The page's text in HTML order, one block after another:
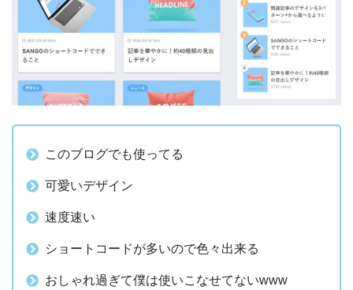
このブログでも使ってる
可愛いデザイン
速度速い
ショートコードが多いので色々出来る
おしゃれ過ぎて僕は使いこなせてないwww